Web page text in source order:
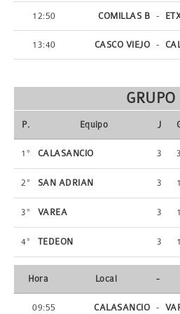
12:50 COMILLAS B -
13:40 CASCO VIEJO -
GRUPO
P. Equipo J
1º CALASANCIO 3 3
2º SAN ADRIAN 3 1
3º VAREA 3 1
4º TEDEON 3 1
Hora Local -
09:55 CALASANCIO -